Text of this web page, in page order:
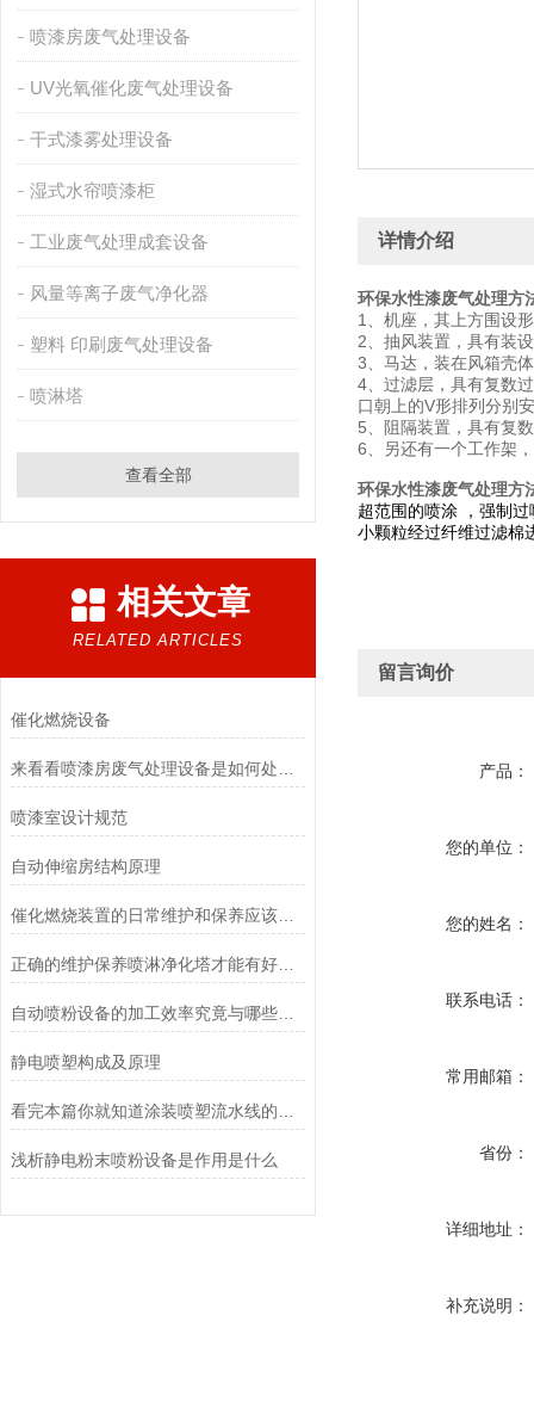
喷漆房废气处理设备
UV光氧催化废气处理设备
干式漆雾处理设备
湿式水帘喷漆柜
工业废气处理成套设备
风量等离子废气净化器
塑料 印刷废气处理设备
喷淋塔
查看全部
相关文章
RELATED ARTICLES
催化燃烧设备
喷漆室设计规范
自动伸缩房结构原理
催化燃烧装置的日常维护和保养应该这样做
正确的维护保养喷淋净化塔才能有好的使用效果
自动喷粉设备的加工效率究竟与哪些因素有关呢？
静电喷塑构成及原理
浅析静电粉末喷粉设备是作用是什么
详情介绍
环保水性漆废气处理方
1、机座，其上方围设
2、抽风装置，具有装
3、马达，装在风箱壳
4、过滤层，具有复数
口朝上的V形排列分别
5、阻隔装置，具有复
6、另还有一个工作架
环保水性漆废气处理方
超范围的喷涂 ，强制
小颗粒经过纤维过滤棉
留言询价
产品：
您的单位：
您的姓名：
联系电话：
常用邮箱：
省份：
详细地址：
补充说明：